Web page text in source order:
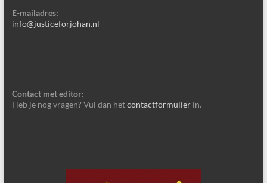
E-mailadres:
info@justiceforjohan.nl
Contact met editor:
Heb je nog vragen? Vul dan hetcontactformulierin.